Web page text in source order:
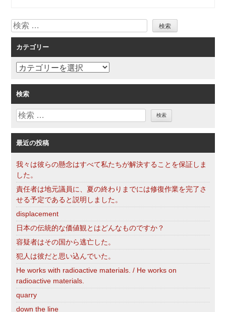
シ
ョ
ン
検
索
カテゴリー
カ
ゴ
リ
ー
検索
検
最近の投稿
我々は彼らの懸念はすべて私たちが解決することを保証しま
した。
責任者は地元議員に、夏の終わりまでには修復作業を完了さ
せる予定であると説明しました。
displacement
日本の伝統的な価値観とはどんなものですか？
容疑者はその国から逃亡した。
犯人は彼だと思い込んでいた。
He works with radioactive materials. / He works on
radioactive materials.
quarry
down the line